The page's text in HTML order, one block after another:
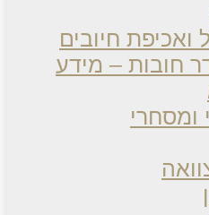
חיובים
חובות – מידע